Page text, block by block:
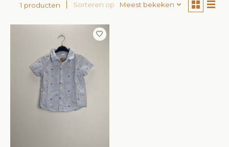
1 producten Sorteren op Meest bekeken